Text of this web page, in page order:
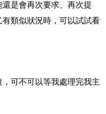
是會再次要求、再次提
類似狀況時，可以試試看
可不可以等我處理完我主